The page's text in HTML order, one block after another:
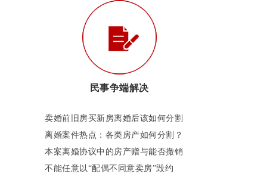
民事争端解决
卖婚前旧房买新房离婚后该如何分割
离婚案件热点：各类房产如何分割？
本案离婚协议中的房产赠与能否撤销
不能任意以“配偶不同意卖房”毁约